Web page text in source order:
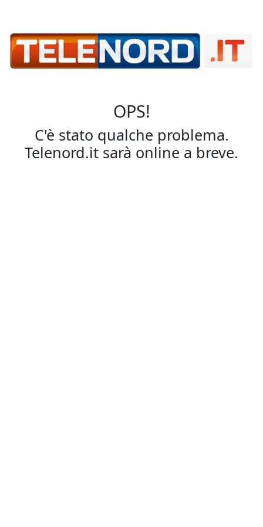
OPS!
C'è stato qualche problema.
Telenord.it sarà online a breve.